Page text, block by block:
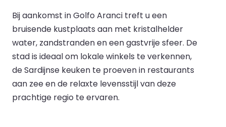
Bij aankomst in Golfo Aranci treft u een
bruisende kustplaats aan met kristalhelder
water, zandstranden en een gastvrije sfeer. De
stad is ideaal om lokale winkels te verkennen,
de Sardijnse keuken te proeven in restaurants
aan zee en de relaxte levensstijl van deze
prachtige regio te ervaren.